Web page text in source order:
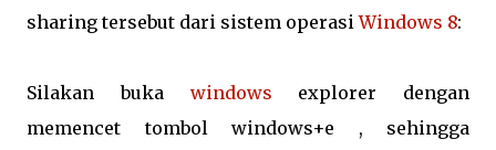
sharing tersebut dari sistem operasiWindows 8:
Silakan buka windows explorer dengan
memencet tombol windows+e , sehingga